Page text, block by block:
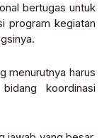
bertugas untuk
program kegiatan
menurutnya harus
koordinasi